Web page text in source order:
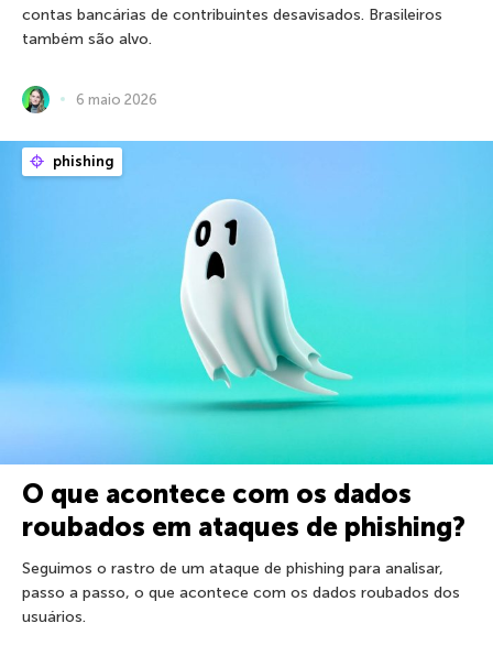
contas bancárias de contribuintes desavisados. Brasileiros
também são alvo.
6 maio 2026
phishing
O que acontece com os dados
roubados em ataques de phishing?
Seguimos o rastro de um ataque de phishing para analisar,
passo a passo, o que acontece com os dados roubados dos
usuários.